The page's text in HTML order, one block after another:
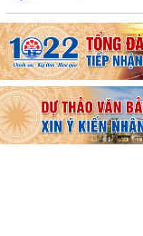
TỪ NGÀY 08/8/2026:
CHÍNH TRỰC TUYẾN
PHÒNG ĐƯỢC THU PHÍ,
Chi bộ trường Tiểu
Đảng viên mới